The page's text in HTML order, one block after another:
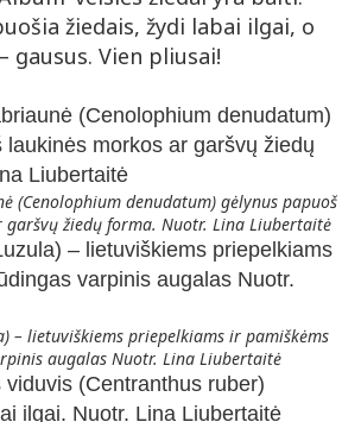
žiedais, žydi labai ilgai, o
gausus. Vien pliusai!
(Cenolophium denudatum) gėlynus papuoš
garšvų žiedų forma. Nuotr. Lina Liubertaitė
– lietuviškiems priepelkiams ir pamiškėms
augalas Nuotr. Lina Liubertaitė